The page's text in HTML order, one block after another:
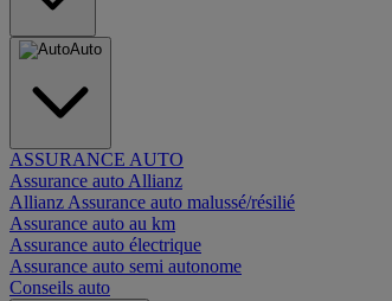
Auto
ASSURANCE AUTO
Assurance auto Allianz
Allianz Assurance auto malussé/résilié
Assurance auto au km
Assurance auto électrique
Assurance auto semi autonome
Conseils auto